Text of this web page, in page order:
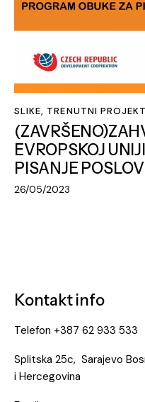
SLIKE, TRENUTNI
EVROPSKOJ
PISANJE
26/05/2023
Kontakt info
Telefon +387 62 933 533
Splitska 25c, Sarajevo
i Hercegovina